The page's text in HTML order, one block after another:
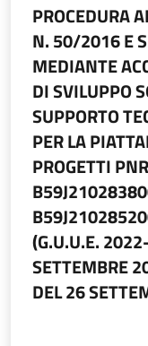
PROCEDURA
N. 50/2016 E
MEDIANTE
DI SVILUPPO
SUPPORTO
PER LA
PROGETTI
(G.U.U.E.
SETTEMBRE
DEL 26